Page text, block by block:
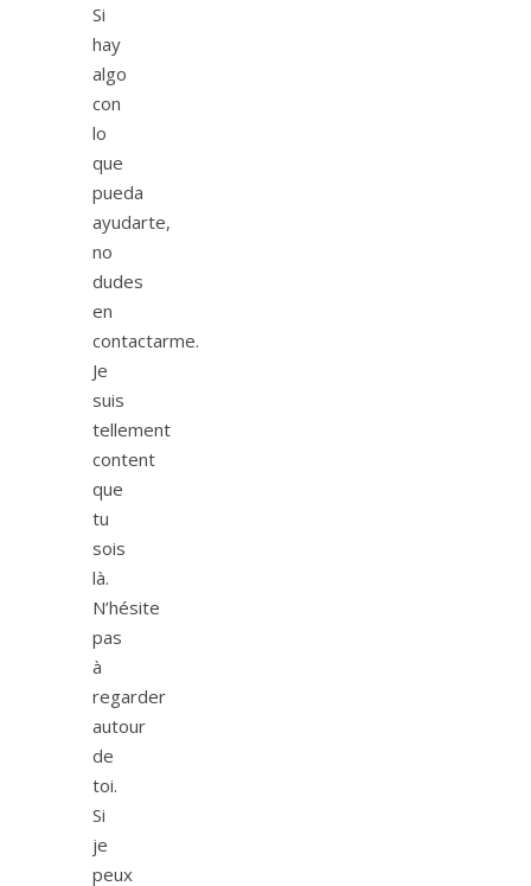
Si
hay
algo
con
lo
que
pueda
ayudarte,
no
dudes
en
contactarme.
Je
suis
tellement
content
que
tu
sois
là.
N’hésite
pas
à
regarder
autour
de
toi.
Si
je
peux